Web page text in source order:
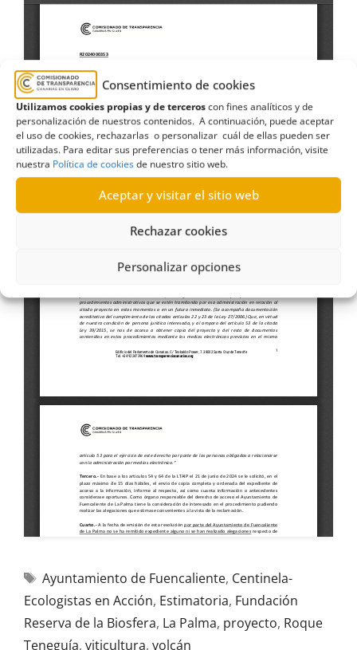
Consentimiento de cookies
Utilizamos cookies propias y de terceroscon fines analíticos y de
personalización de nuestros contenidos. A continuación, puede aceptar
el uso de cookies, rechazarlas o personalizar cuál de ellas pueden ser
utilizadas. Para editar sus preferencias o tener más información, visite
nuestra Política de cookiesde nuestro sitio web.
Aceptar y visitar el sitio web
Rechazar cookies
Personalizar opciones
Ayuntamiento de Fuencaliente, Centinela-
Ecologistas en Acción, Estimatoria, Fundación
Reserva de la Biosfera, La Palma, proyecto, Roque
Teneguía, viticultura, volcán